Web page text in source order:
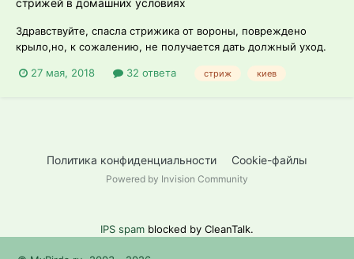
Здравствуйте, спасла стрижика от вороны, повреждено
крыло,но, к сожалению, не получается дать должный уход.
пожалуйста. г. Киев, 0661295071
27 мая, 2018 32 ответа стриж киев
Политика конфиденциальности Cookie-файлы
Powered by Invision Community
IPS spam blocked by CleanTalk.